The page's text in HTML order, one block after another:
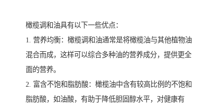
橄榄调和油具有以下一些优点：
1. 营养均衡：橄榄调和油通常是将橄榄油与其他植物油
混合而成，这样可以综合多种油的营养成分，提供更全
面的营养。
2. 富含不饱和脂肪酸：橄榄油中含有较高比例的不饱和
脂肪酸，如油酸，有助于降低胆固醇水平，对健康有